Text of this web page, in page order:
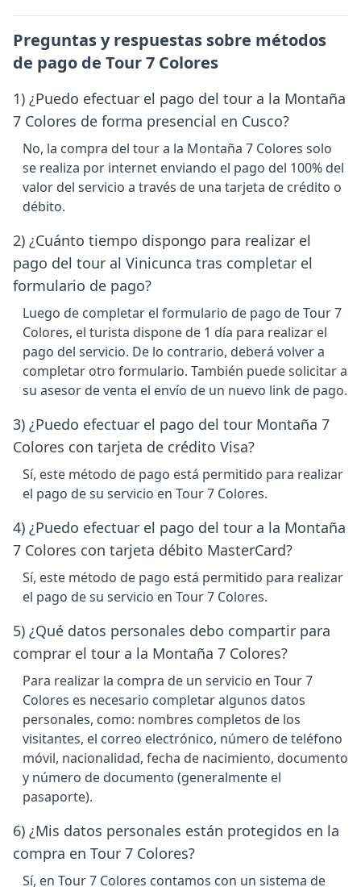
Preguntas y respuestas sobre métodos
de pago de Tour 7 Colores
1) ¿Puedo efectuar el pago del tour a la Montaña
7 Colores de forma presencial en Cusco?
No, la compra del tour a la Montaña 7 Colores solo
se realiza por internet enviando el pago del 100% del
valor del servicio a través de una tarjeta de crédito o
débito.
2) ¿Cuánto tiempo dispongo para realizar el
pago del tour al Vinicunca tras completar el
formulario de pago?
Luego de completar el formulario de pago de Tour 7
Colores, el turista dispone de 1 día para realizar el
pago del servicio. De lo contrario, deberá volver a
completar otro formulario. También puede solicitar a
su asesor de venta el envío de un nuevo link de pago.
3) ¿Puedo efectuar el pago del tour Montaña 7
Colores con tarjeta de crédito Visa?
Sí, este método de pago está permitido para realizar
el pago de su servicio en Tour 7 Colores.
4) ¿Puedo efectuar el pago del tour a la Montaña
7 Colores con tarjeta débito MasterCard?
Sí, este método de pago está permitido para realizar
el pago de su servicio en Tour 7 Colores.
5) ¿Qué datos personales debo compartir para
comprar el tour a la Montaña 7 Colores?
Para realizar la compra de un servicio en Tour 7
Colores es necesario completar algunos datos
personales, como: nombres completos de los
visitantes, el correo electrónico, número de teléfono
móvil, nacionalidad, fecha de nacimiento, documento
y número de documento (generalmente el
pasaporte).
6) ¿Mis datos personales están protegidos en la
compra en Tour 7 Colores?
Sí, en Tour 7 Colores contamos con un sistema de